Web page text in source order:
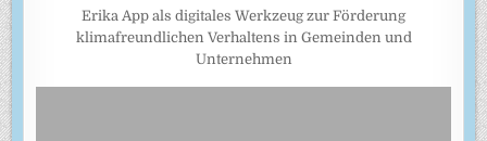
Erika App als digitales Werkzeug zur Förderung
klimafreundlichen Verhaltens in Gemeinden und
Unternehmen